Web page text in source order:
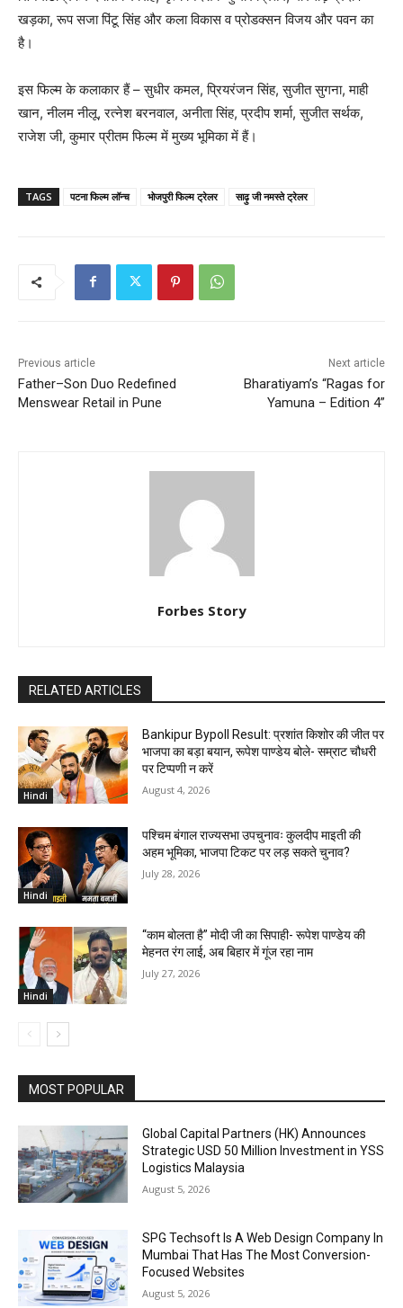
खड़का, रूप सजा पिंटू सिंह और कला विकास व प्रोडक्सन विजय और पवन का
है।
इस फिल्म के कलाकार हैं – सुधीर कमल, प्रियरंजन सिंह, सुजीत सुगना, माही
खान, नीलम नीलू, रत्नेश बरनवाल, अनीता सिंह, प्रदीप शर्मा, सुजीत सर्थक,
राजेश जी, कुमार प्रीतम फिल्म में मुख्य भूमिका में हैं।
TAGS पटना फिल्म लॉन्च भोजपुरी फिल्म ट्रेलर साढ़ु जी नमस्ते ट्रेलर
Previous article
Father–Son Duo Redefined
Menswear Retail in Pune
Next article
Bharatiyam’s “Ragas for
Yamuna – Edition 4”
Forbes Story
RELATED ARTICLES
Hindi
Bankipur Bypoll Result: प्रशांत किशोर की जीत पर
भाजपा का बड़ा बयान, रूपेश पाण्डेय बोले- सम्राट चौधरी
पर टिप्पणी न करें
August 4, 2026
Hindi
पश्चिम बंगाल राज्यसभा उपचुनावः कुलदीप माइती की
अहम भूमिका, भाजपा टिकट पर लड़ सकते चुनाव?
July 28, 2026
Hindi
“काम बोलता है” मोदी जी का सिपाही- रूपेश पाण्डेय की
मेहनत रंग लाई, अब बिहार में गूंज रहा नाम
July 27, 2026
MOST POPULAR
Global Capital Partners (HK) Announces
Strategic USD 50 Million Investment in YSS
Logistics Malaysia
August 5, 2026
SPG Techsoft Is A Web Design Company In
Mumbai That Has The Most Conversion-
Focused Websites
August 5, 2026